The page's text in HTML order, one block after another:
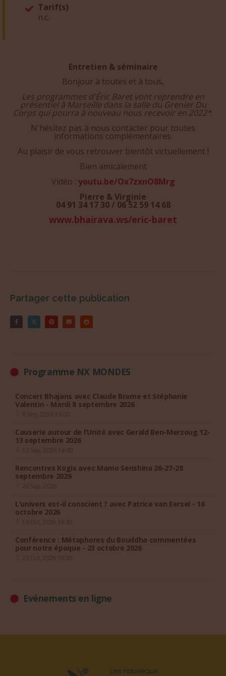
Tarif(s)
n.c.
Entretien & séminaire
Bonjour à toutes et à tous,
Les programmes d'Éric Baret vont reprendre en
présentiel à Marseille dans la salle du Grenier Du
Corps qui pourra à nouveau nous recevoir en 2022*.
N'hésitez pas à nous contacter pour toutes
informations complémentaires.
Au plaisir de vous retrouver bientôt virtuellement !
Bien amicalement
Vidéo : youtu.be/Ox7zxnO8Mrg
Pierre & Virginie
04 91 34 17 30 / 06 52 59 14 68
www.bhairava.ws/eric-baret
Partager cette publication
Programme NX MONDES
Concert Bhajans avec Claude Brame et Stéphanie
Valentin - Mardi 8 septembre 2026
Causerie autour de l’Unité avec Gerald Ben-Merzoug 12-
13 septembre 2026
Rencontres Kogis avec Mamo Senshina 26-27-28
septembre 2026
L’univers est-il conscient ? avec Patrice van Eersel - 16
octobre 2026
Conférence : Métaphores du Bouddha commentées
pour notre époque - 23 octobre 2026
Evénements en ligne